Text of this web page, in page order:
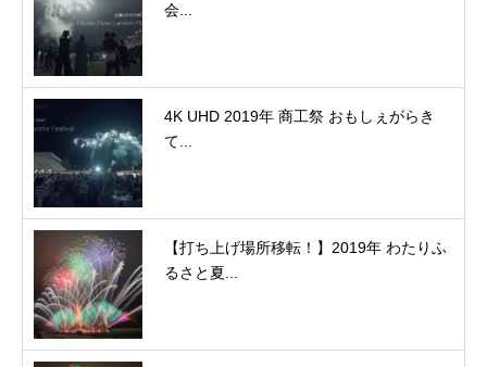
会...
4K UHD 2019年 商工祭 おもしぇがらき
て...
【打ち上げ場所移転！】2019年 わたりふ
るさと夏...